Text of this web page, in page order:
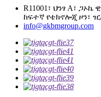
R11001፣ ህንፃ A፣ ጋኦኬ
ከፍተኛ የቴክኖሎጂ ዞን፣
info@gkbmgroup.com